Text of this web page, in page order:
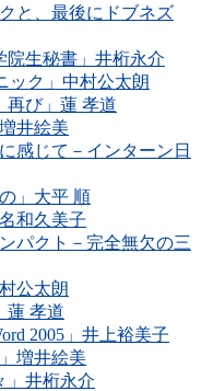
と、最後にドブネズ
院生秘書」井桁永介
ック」中村公太朗
再び」蓮 孝道
井絵美
感じて－インターン日
」大平 順
和久美子
パクト－完全無欠の三
公太朗
蓮 孝道
2005」井上裕美子
増井絵美
」井桁永介